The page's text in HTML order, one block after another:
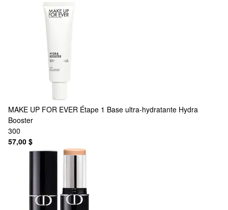
MAKE UP FOR EVER Étape 1 Base ultra-hydratante Hydra
Booster
300
57,00 $